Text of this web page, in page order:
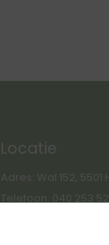
Locatie
Adres: Wal 152,
Telefoon: 040 253